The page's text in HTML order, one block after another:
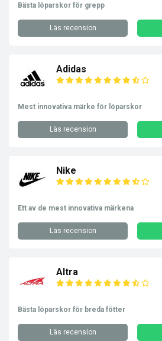
Bästa löparskor för grepp
Läs recension
Adidas
Mest innovativa märke för löparskor
Läs recension
Nike
Ett av de mest innovativa märkena
Läs recension
Altra
Bästa löparskor för breda fötter
Läs recension